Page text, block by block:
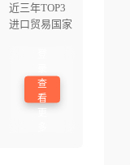
近三年TOP3
进口贸易国家
查
看